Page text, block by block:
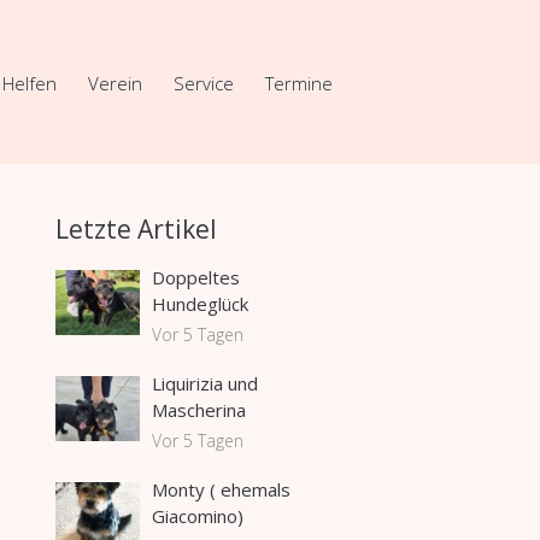
Helfen Verein Service Termine
Letzte Artikel
Doppeltes
Hundeglück
Vor 5 Tagen
Liquirizia und
Mascherina
Vor 5 Tagen
Monty ( ehemals
Giacomino)